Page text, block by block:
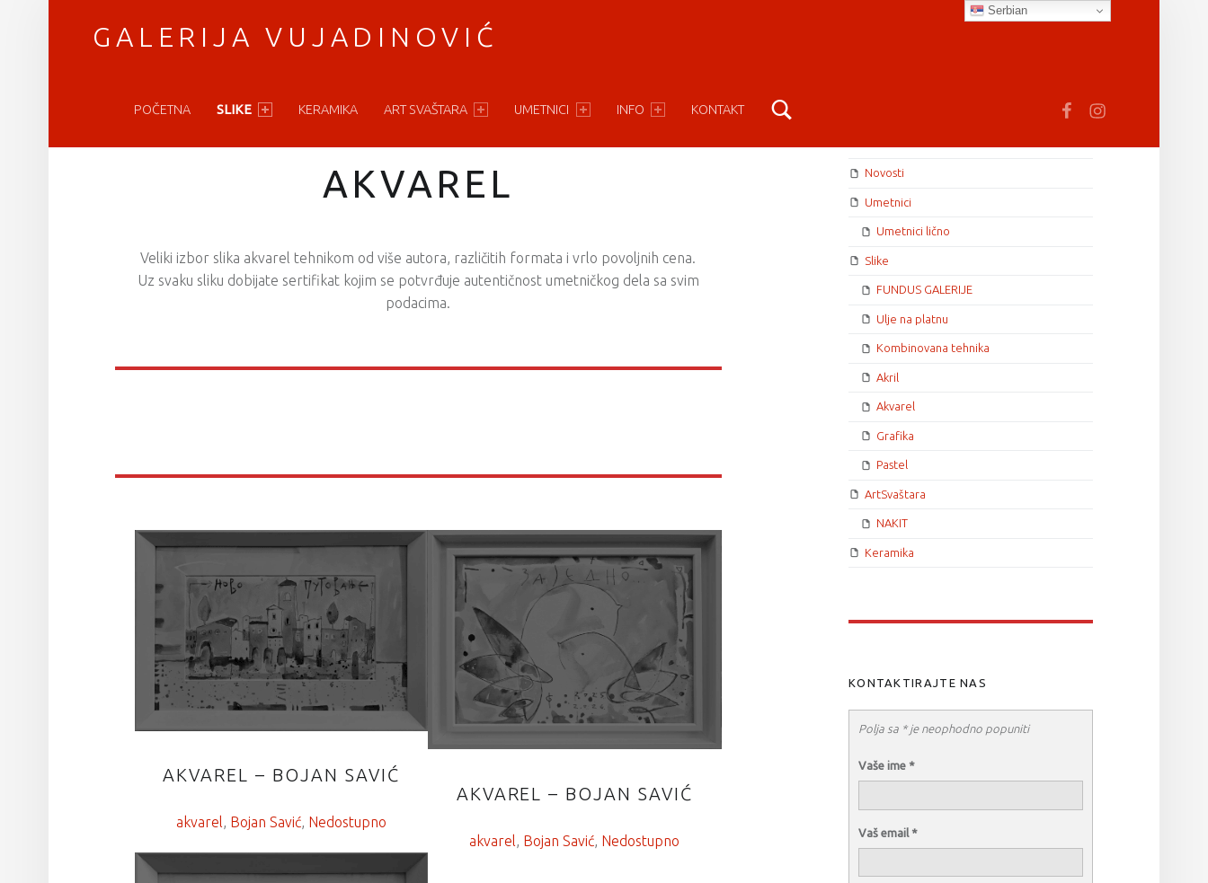
GALERIJA VUJADINOVIĆ
POČETNA SLIKE KERAMIKA ART SVAŠTARA UMETNICI INFO KONTAKT
AKVAREL
Veliki izbor slika akvarel tehnikom od više autora, različitih formata i vrlo povoljnih cena.
Uz svaku sliku dobijate sertifikat kojim se potvrđuje autentičnost umetničkog dela sa svim
podacima.
AKVAREL – BOJAN SAVIĆ
akvarel, Bojan Savić, Nedostupno
AKVAREL – BOJAN SAVIĆ
akvarel, Bojan Savić, Nedostupno
Novosti
Umetnici
Umetnici lično
Slike
FUNDUS GALERIJE
Ulje na platnu
Kombinovana tehnika
Akril
Akvarel
Grafika
Pastel
ArtSvaštara
NAKIT
Keramika
KONTAKTIRAJTE NAS
Polja sa * je neophodno popuniti
Vaše ime *
Vaš email *
Serbian